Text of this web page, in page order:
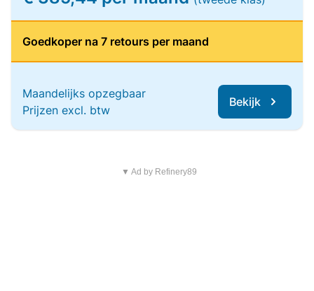
Goedkoper na 7 retours per maand
Maandelijks opzegbaar
Prijzen excl. btw
Bekijk
▼ Ad by Refinery89